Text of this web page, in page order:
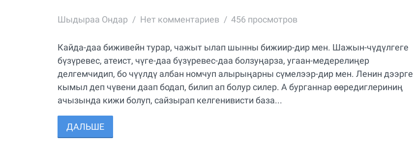
Шыдыраа Ондар Нет комментариев 456 просмотров
Кайда-даа биживейн турар, чажыт ылап шынны бижиир-дир мен. Шажын-чүдүлгеге
бүзүревес, атеист, чүге-даа бүзүревес-даа болзуңарза, угаан-медерелиңер
делгемчидип, бо чүүлдү албан номчуп алырыңарны сүмелээр-дир мен. Ленин дээрге
кымыл деп чүвени даап бодап, билип ап болур силер. А бурганнар өөредиглериниң
ачызында кижи болуп, сайзырап келгенивисти база...
ДАЛЬШЕ